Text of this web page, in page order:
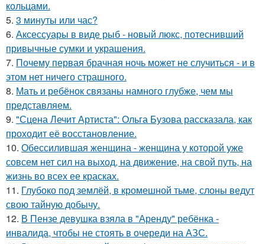
кольцами.
5. 3 минуты или час?
6. Аксессуары в виде рыб - новый люкс, потеснивший
привычные сумки и украшения.
7. Почему первая брачная ночь может не случиться - и в
этом нет ничего страшного.
8. Мать и ребёнок связаны намного глубже, чем мы
представляем.
9. "Сцена Лечит Артиста": Ольга Бузова рассказала, как
проходит её восстановление.
10. Обессилившая женщина - женщина у которой уже
совсем нет сил на выход, на движение, на свой путь, на
жизнь во всех ее красках.
11. Глубоко под землёй, в кромешной тьме, слоны ведут
свою тайную добычу.
12. В Пензе девушка взяла в "Аренду" ребёнка -
инвалида, чтобы не стоять в очереди на АЗС.